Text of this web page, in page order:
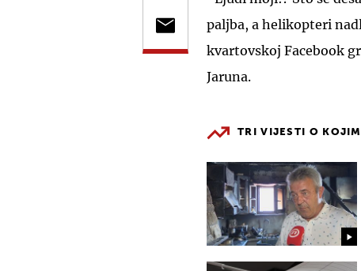
paljba, a helikopteri
kvartovskoj Facebook
Jaruna.
TRI VIJESTI O